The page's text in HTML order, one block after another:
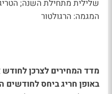
שלילית מתחילת השנה;
המגמה: הרגולטור
מדד המחירים לצרכן לחודש
באופן חריג ביחס לחודשים